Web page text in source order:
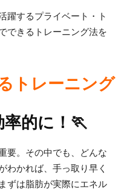
躍するプライベート・ト
できるトレーニング法を
トレーニング
的に！🏃
要。その中でも、どんな
わかれば、手っ取り早く
ずは脂肪が実際にエネル